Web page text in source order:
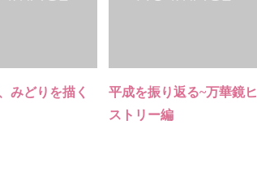
みどりを描く
平成を振り返る~万華鏡ヒ
ストリー編